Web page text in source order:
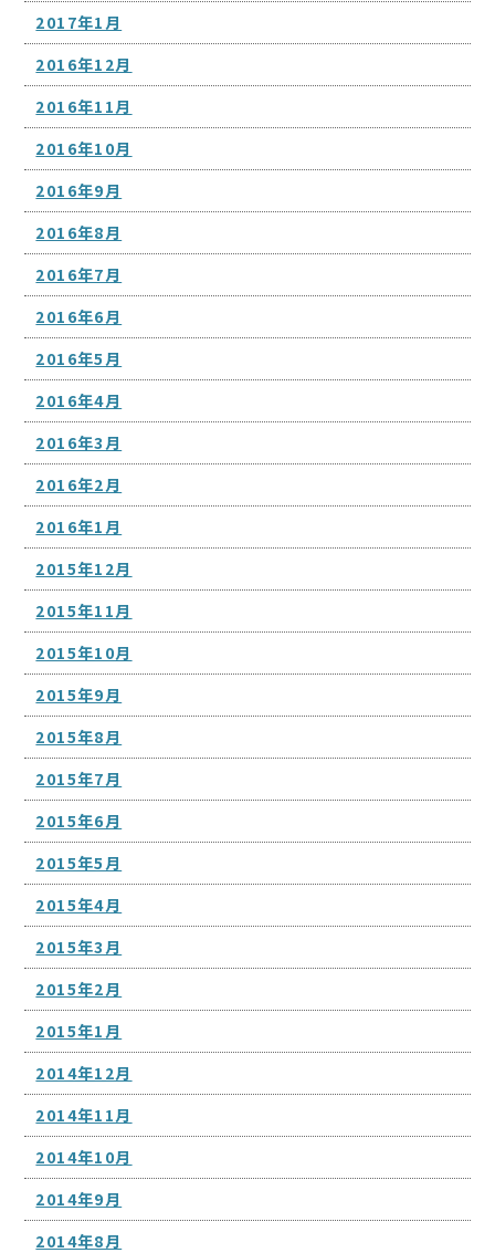
2017年1月
2016年12月
2016年11月
2016年10月
2016年9月
2016年8月
2016年7月
2016年6月
2016年5月
2016年4月
2016年3月
2016年2月
2016年1月
2015年12月
2015年11月
2015年10月
2015年9月
2015年8月
2015年7月
2015年6月
2015年5月
2015年4月
2015年3月
2015年2月
2015年1月
2014年12月
2014年11月
2014年10月
2014年9月
2014年8月